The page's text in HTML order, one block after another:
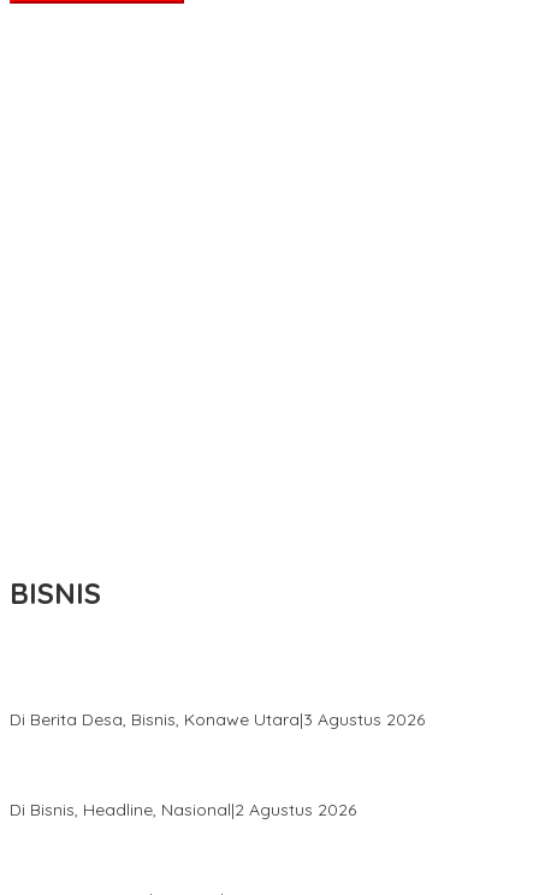
BISNIS
Di Berita Desa, Bisnis, Konawe Utara|3 Agustus 2026
Di Bisnis, Headline, Nasional|2 Agustus 2026